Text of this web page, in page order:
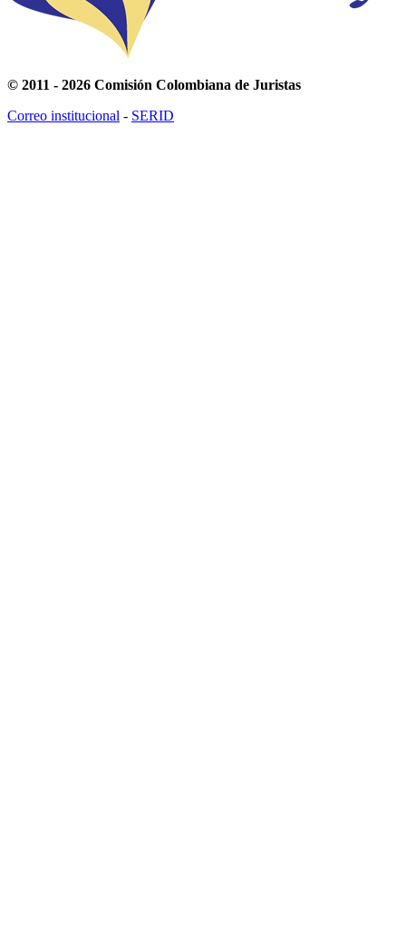
© 2011 - 2026 Comisión Colombiana de Juristas
Correo institucional - SERID